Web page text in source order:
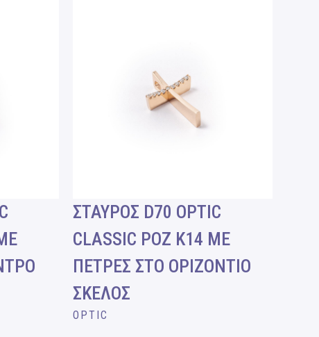
ΣΤΑΥΡΟΣ D70 OPTIC
CLASSIC ΡΟΖ Κ14 ΜΕ
ΠΕΤΡΕΣ ΣΤΟ ΟΡΙΖΟΝΤΙΟ
ΣΚΕΛΟΣ
OPTIC